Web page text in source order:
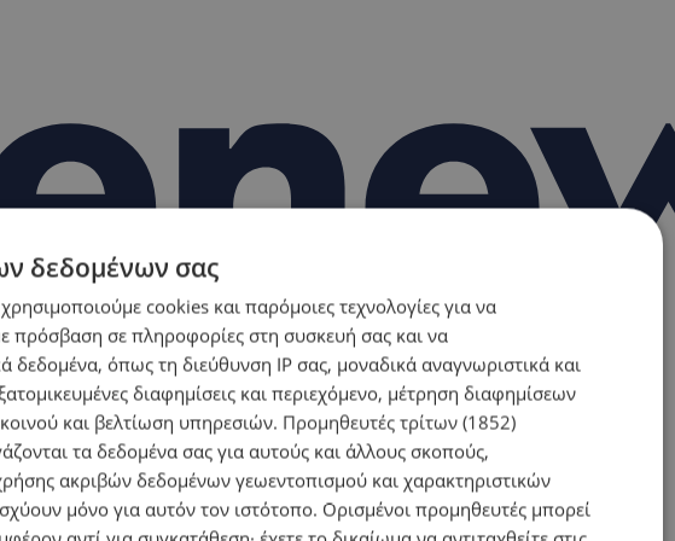
δεδομένων σας
cookies και παρόμοιες τεχνολογίες για να
πρόσβαση σε πληροφορίες στη συσκευή σας και να
δεδομένα, όπως τη διεύθυνση IP σας, μοναδικά αναγνωριστικά και
διαφημίσεις και περιεχόμενο, μέτρηση διαφημίσεων
και βελτίωση υπηρεσιών. Προμηθευτές τρίτων (1852)
τα δεδομένα σας για αυτούς και άλλους σκοπούς,
ακριβών δεδομένων γεωεντοπισμού και χαρακτηριστικών
μόνο για αυτόν τον ιστότοπο. Ορισμένοι προμηθευτές μπορεί